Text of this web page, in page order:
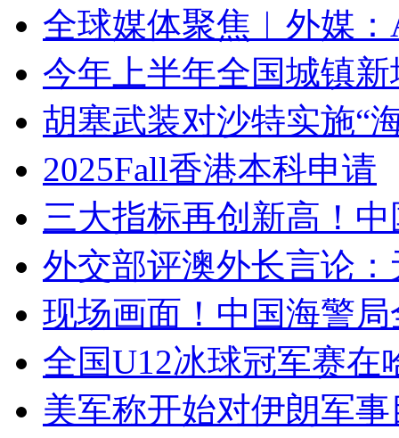
全球媒体聚焦︱外媒
今年上半年全国城镇
胡塞武装对沙特实施“
2025Fall香港本科申请
三大指标再创新高！
外交部评澳外长言论
现场画面！中国海警
全国U12冰球冠军赛在
美军称开始对伊朗军